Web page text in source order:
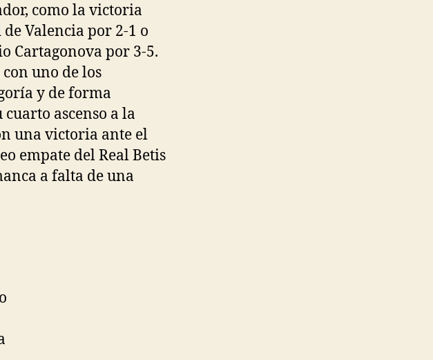
como la victoria
Valencia por 2-1 o
Cartagonova por 3-5.
uno de los
y de forma
ascenso a la
una victoria ante el
empate del Real Betis
a falta de una